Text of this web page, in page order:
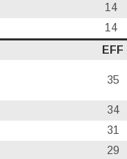
14
14
EFF
35
34
31
29